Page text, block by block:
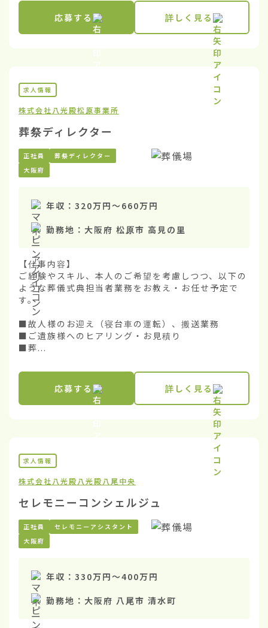
応募する 詳しく見る
求人情報
株式会社八光殿松原事業所
葬祭ディレクター
正社員
葬祭ディレクター
大阪府
年収： 320万円〜660万円
勤務地： 大阪府 松原市 高見の里
【仕事内容】
ご経験やスキル、本人のご希望を考慮しつつ、以下の
ような葬儀式典担当者業務をお教え・お任せ予定で
す。
■故人様のお迎え（寝台車の運転）、搬送業務
■ご遺族様へのヒアリング・お見積り
■葬...
応募する 詳しく見る
求人情報
株式会社八光殿 八光殿八尾中央
セレモニーコンシェルジュ
正社員
セレモニーアシスタント
大阪府
年収： 330万円〜400万円
勤務地： 大阪府 八尾市 清水町